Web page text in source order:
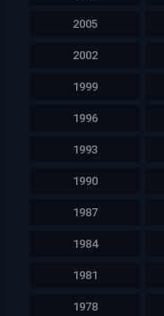
2005
2002
1999
1996
1993
1990
1987
1984
1981
1978